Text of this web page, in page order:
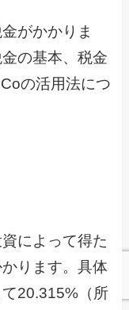
がかかりま
の基本、税金
の活用法につ
によって得た
ります。具体
20.315%（所